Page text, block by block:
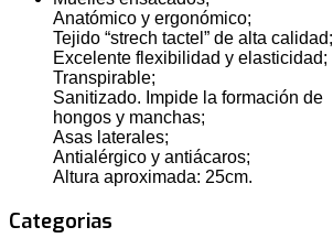
Anatómico y ergonómico;
Tejido “strech tactel” de alta calidad;
Excelente flexibilidad y elasticidad;
Transpirable;
Sanitizado. Impide la formación de
hongos y manchas;
Asas laterales;
Antialérgico y antiácaros;
Altura aproximada: 25cm.
Categorias